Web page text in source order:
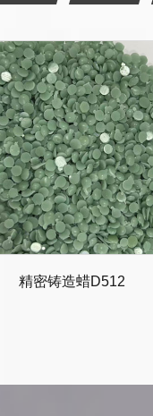
精密铸造蜡D512
首饰蜡珠
修补蜡
扣箱蜡
五金模型蜡
二手中温蜡